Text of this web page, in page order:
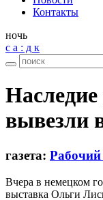
Кон­такты
ночь
с а : д к
Насле­дие
вывезли
газета:
Вчера в немец­ком
выставка Ольги